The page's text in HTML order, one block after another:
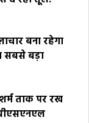
बना रहेगा
सबसे बड़ा
ताक पर रख